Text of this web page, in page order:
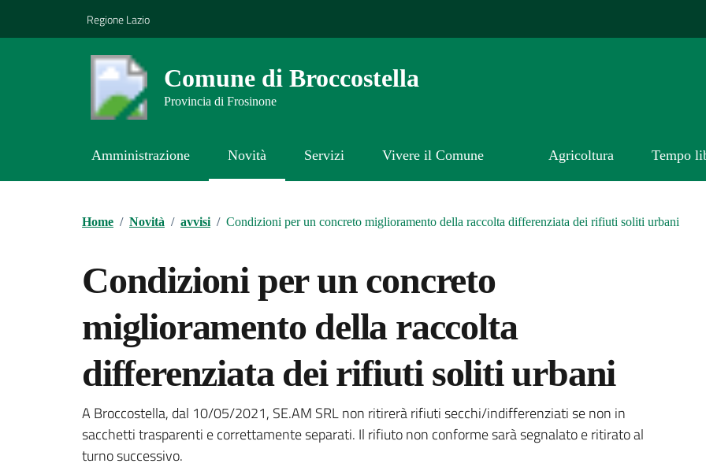
Regione Lazio
Comune di Broccostella
Provincia di Frosinone
Amministrazione Novità Servizi Vivere il Comune Agricoltura Tempo
Home / Novità / avvisi / Condizioni per un concreto miglioramento della raccolta differenziata dei rifiuti soliti urbani
Condizioni per un concreto
miglioramento della raccolta
differenziata dei rifiuti soliti urbani
Dettagli della notizia
A Broccostella, dal 10/05/2021, SE.AM SRL non ritirerà rifiuti secchi/indifferenziati se non in
sacchetti trasparenti e correttamente separati. Il rifiuto non conforme sarà segnalato e ritirato al
turno successivo.